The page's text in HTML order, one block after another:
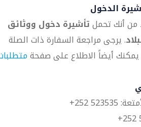
الدخول
من أنك تحملتأشيرة دخول ووثائق
. يرجى مراجعة السفارة ذات الصلة
يمكنك أيضاً الاطلاع على صفحة
252+